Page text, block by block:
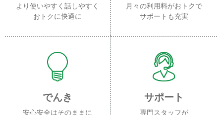
より使いやすく話しやすく
おトクに快適に
月々の利用料がおトクで
サポートも充実
でんき
安心安全はそのままに
サポート
専門スタッフが